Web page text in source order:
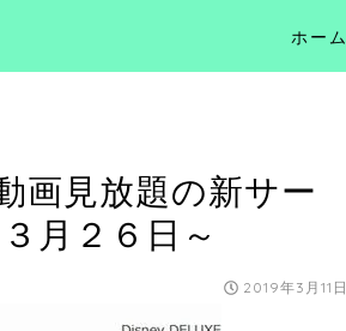
ホーム
画見放題の新サー
月２６日～
2019年3月11日